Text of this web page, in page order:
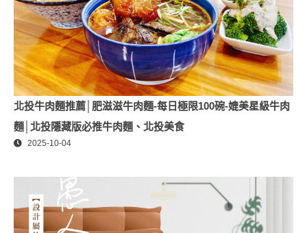
北投牛肉麵推薦│肥滋滋牛肉麵-每日極限100碗-媲美星級牛肉
麵│北投隱藏版必推牛肉麵、北投美食
2025-10-04